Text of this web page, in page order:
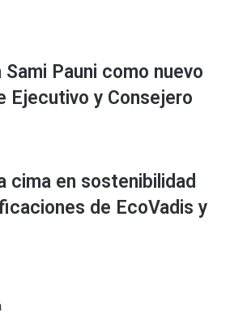
Pauni como nuevo
Ejecutivo y Consejero
cima en sostenibilidad
de EcoVadis y